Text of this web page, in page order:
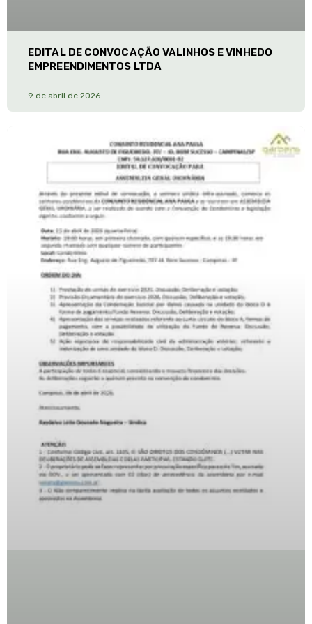
EDITAL DE CONVOCAÇÃO VALINHOS E VINHEDO
EMPREENDIMENTOS LTDA
9 de abril de 2026